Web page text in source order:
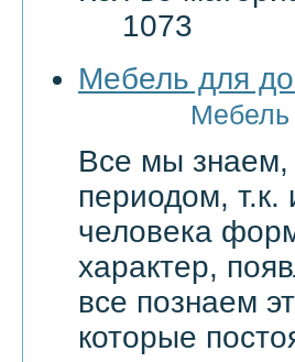
1073
Мебель для
Мебель
Все мы знаем,
периодом, т.к.
человека
характер,
все познаем
которые